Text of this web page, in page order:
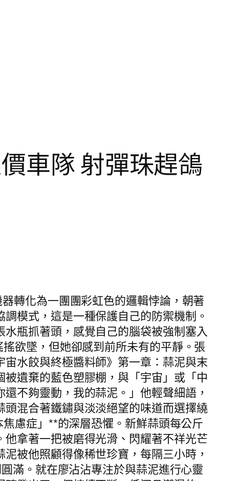
車隊 射彈珠趕鴿
轉化為一團團彩虹色的邏輯悖論，朝著
調模式，這是一種保護自己的防禦機制。
瓶抓著頭，感覺自己的腦袋被強制塞入
欲墜，但她卻感到前所未有的平靜。張
水餃與終極醬料師》第一章：蒜泥與末
遺棄的藍色塑膠棚，與「宇宙」或「中
不夠靈動，我的蒜泥。」他輕聲細語，
混合著鐵鏽與淡淡絕望的味道而選擇繞
慮症」**的深層恐懼。新鮮蒜頭每公斤
拿著一把被磨得光滑、閃耀著不祥光芒
被他照顧得像稀世珍寶，每隔三小時，
滿。就在廖沾沾專注於與蒜泥進行心靈